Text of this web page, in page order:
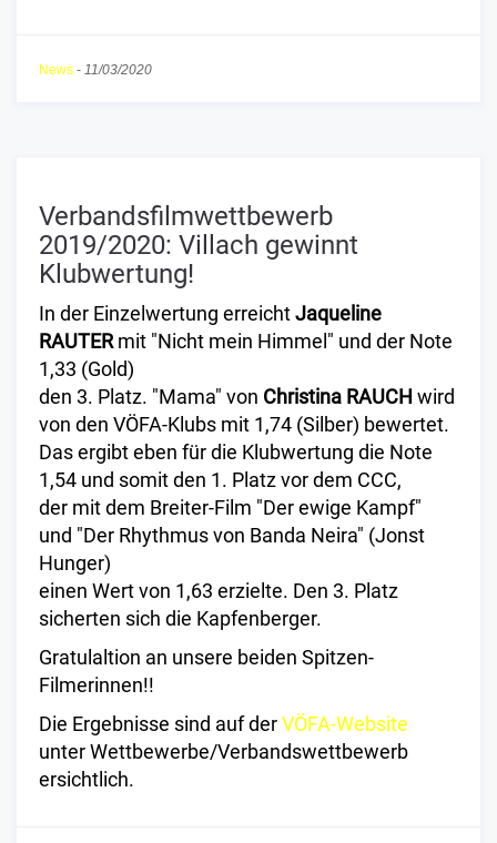
News - 11/03/2020
Verbandsfilmwettbewerb
2019/2020: Villach gewinnt
Klubwertung!
In der Einzelwertung erreichtJaqueline
RAUTER mit "Nicht mein Himmel" und der Note
1,33 (Gold)
den 3. Platz. "Mama" von Christina RAUCH wird
von den VÖFA-Klubs mit 1,74 (Silber) bewertet.
Das ergibt eben für die Klubwertung die Note
1,54 und somit den 1. Platz vor dem CCC,
der mit dem Breiter-Film "Der ewige Kampf"
und "Der Rhythmus von Banda Neira" (Jonst
Hunger)
einen Wert von 1,63 erzielte. Den 3. Platz
sicherten sich die Kapfenberger.
Gratulaltion an unsere beiden Spitzen-
Filmerinnen!!
Die Ergebnisse sind auf derVÖFA-Website
unter Wettbewerbe/Verbandswettbewerb
ersichtlich.